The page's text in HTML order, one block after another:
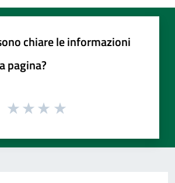
chiare le informazioni
pagina?